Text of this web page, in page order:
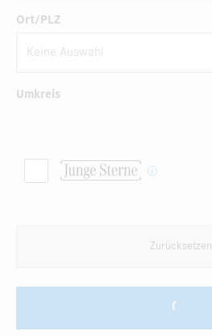
Ort/PLZ
Umkreis
Zurücksetzen